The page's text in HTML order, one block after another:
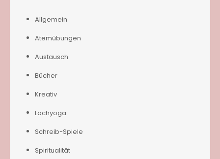
Allgemein
Atemübungen
Austausch
Bücher
Kreativ
Lachyoga
Schreib-Spiele
Spiritualität